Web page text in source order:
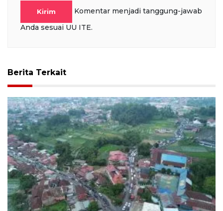
Kirim
Komentar menjadi tanggung-jawab
Anda sesuai UU ITE.
Berita Terkait